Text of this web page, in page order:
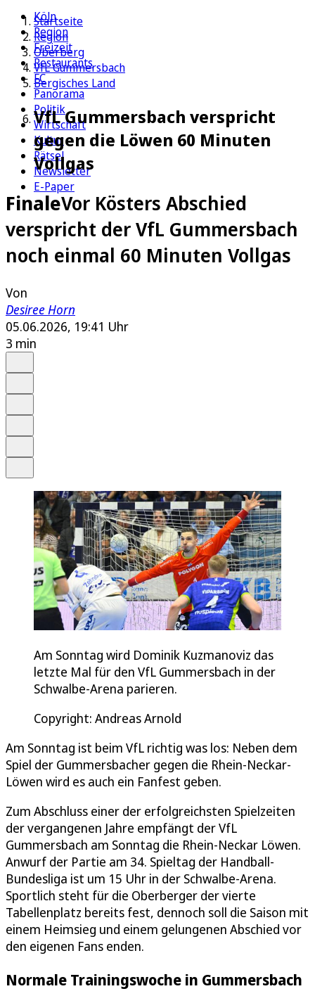
Köln
Region
Freizeit
Restaurants
FC
Panorama
Politik
Wirtschaft
Kultur
Rätsel
Newsletter
E-Paper
Startseite
Region
Oberberg
VfL Gummersbach
Bergisches Land
VfL Gummersbach verspricht
gegen die Löwen 60 Minuten
Vollgas
FinaleVor Kösters Abschied
verspricht der VfL Gummersbach
noch einmal 60 Minuten Vollgas
Von
Desiree Horn
05.06.2026, 19:41 Uhr
3 min
Am Sonntag wird Dominik Kuzmanoviz das
letzte Mal für den VfL Gummersbach in der
Schwalbe-Arena parieren.
Copyright: Andreas Arnold
Am Sonntag ist beim VfL richtig was los: Neben dem
Spiel der Gummersbacher gegen die Rhein-Neckar-
Löwen wird es auch ein Fanfest geben.
Zum Abschluss einer der erfolgreichsten Spielzeiten
der vergangenen Jahre empfängt der VfL
Gummersbach am Sonntag die Rhein-Neckar Löwen.
Anwurf der Partie am 34. Spieltag der Handball-
Bundesliga ist um 15 Uhr in der Schwalbe-Arena.
Sportlich steht für die Oberberger der vierte
Tabellenplatz bereits fest, dennoch soll die Saison mit
einem Heimsieg und einem gelungenen Abschied vor
den eigenen Fans enden.
Normale Trainingswoche in Gummersbach